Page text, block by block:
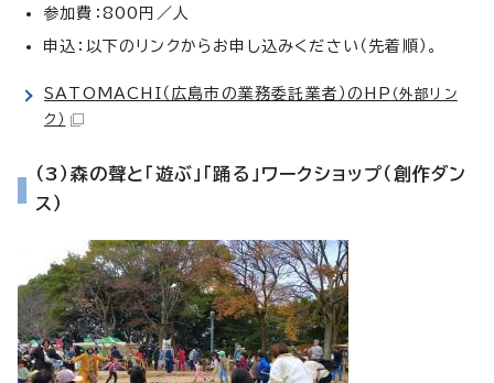
参加費：800円／人
申込：以下のリンクからお申し込みください（先着順）。
SATOMACHI（広島市の業務委託業者）のHP （外部リン
ク）
（3）森の聲と「遊ぶ」「踊る」ワークショップ（創作ダン
ス）